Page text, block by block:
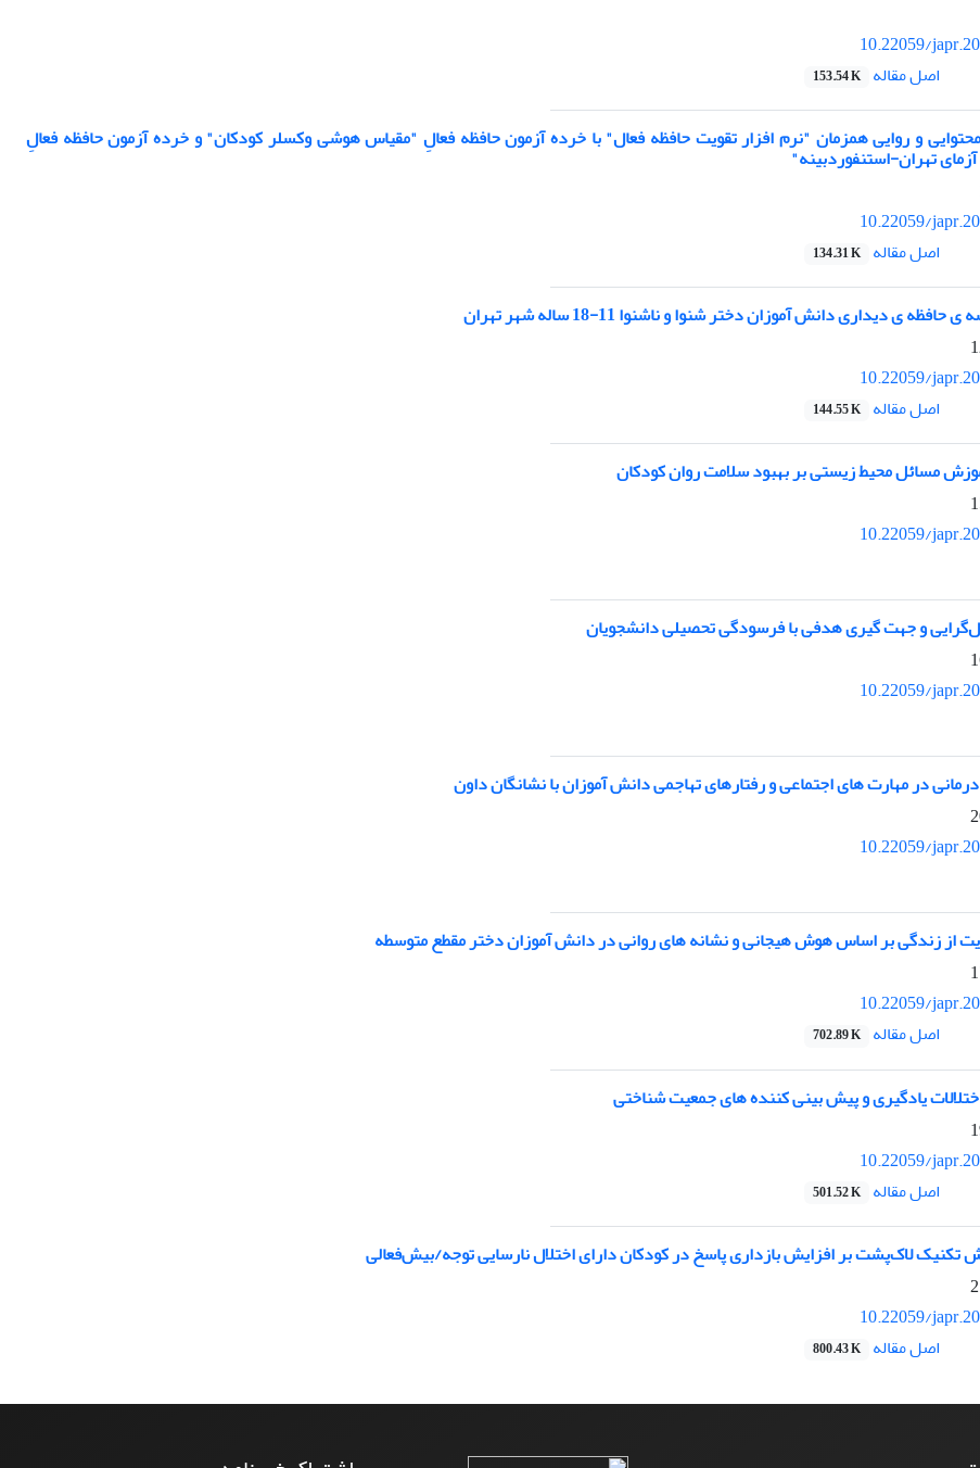
10.22059/
اصل مقاله 153.54 K
و روایی همزمان "نرم افزار تقویت حافظه فعال" با خرده آزمون حافظه فعالِ "مقیاس هوشی وکسلر کودکان" و خرده آزمون‌ حافظه فعالِ
تهران-استنفوردبینه"
10.22059/
اصل مقاله 134.31 K
ی دیداری دانش آموزان دختر شنوا و ناشنوا 11-18 ساله شهر تهران
10.22059/
اصل مقاله 144.55 K
مسائل محیط زیستی بر بهبود سلامت روان کودکان
10.22059/
و جهت گیری هدفی با فرسودگی تحصیلی دانشجویان
10.22059/
در مهارت های اجتماعی و رفتارهای تهاجمی دانش آموزان با نشانگان داون
10.22059/
از زندگی بر اساس هوش هیجانی و نشانه های روانی در دانش آموزان دختر مقطع متوسطه
10.22059/
اصل مقاله 702.89 K
یادگیری و پیش بینی کننده های جمعیت شناختی
10.22059/
اصل مقاله 501.52 K
تکنیک لاک‌پشت بر افزایش بازداری پاسخ در کودکان دارای اختلال نارسایی توجه/بیش‌فعالی
10.22059/
اصل مقاله 800.43 K